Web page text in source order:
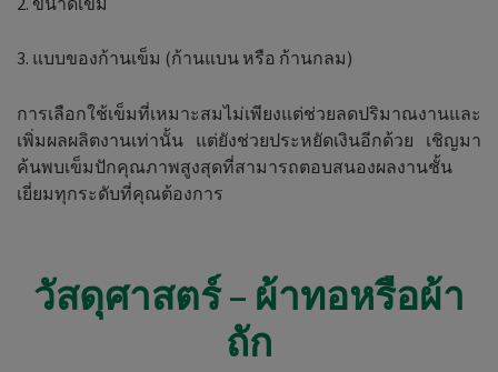
3. แบบของก้านเข็ม (ก้านแบน หรือ ก้านกลม)
การเลือกใช้เข็มที่เหมาะสมไม่เพียงแต่ช่วยลดปริมาณงานและ
เพิ่มผลผลิตงานเท่านั้น แต่ยังช่วยประหยัดเงินอีกด้วย เชิญมา
ค้นพบเข็มปักคุณภาพสูงสุดที่สามารถตอบสนองผลงานชั้น
เยี่ยมทุกระดับที่คุณต้องการ
วัสดุศาสตร์ – ผ้าทอหรือผ้า
ถัก